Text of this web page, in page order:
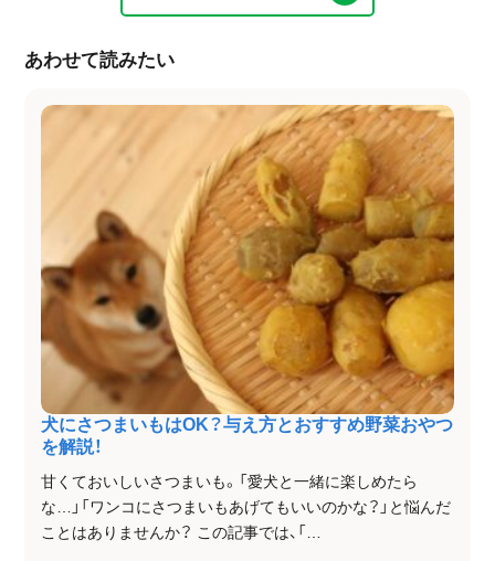
あわせて読みたい
犬にさつまいもはOK？与え方とおすすめ野菜おやつ
を解説！
甘くておいしいさつまいも。「愛犬と一緒に楽しめたら
な…」「ワンコにさつまいもあげてもいいのかな？」と悩んだ
ことはありませんか？ この記事では、「…